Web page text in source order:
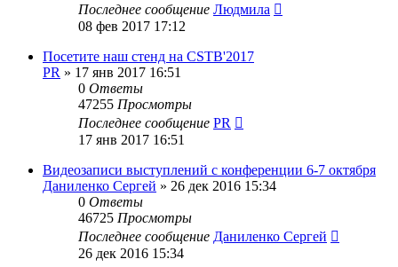
Последнее сообщение Людмила
08 фев 2017 17:12
Посетите наш стенд на CSTB'2017
PR » 17 янв 2017 16:51
0 Ответы
47255 Просмотры
Последнее сообщение PR
17 янв 2017 16:51
Видеозаписи выступлений c конференции 6-7 октября
Даниленко Сергей » 26 дек 2016 15:34
0 Ответы
46725 Просмотры
Последнее сообщение Даниленко Сергей
26 дек 2016 15:34